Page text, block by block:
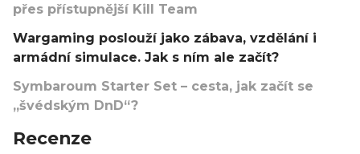
přes přístupnější Kill Team
Wargaming poslouží jako zábava, vzdělání i
armádní simulace. Jak s ním ale začít?
Symbaroum Starter Set – cesta, jak začít se
„švédským DnD“?
Recenze